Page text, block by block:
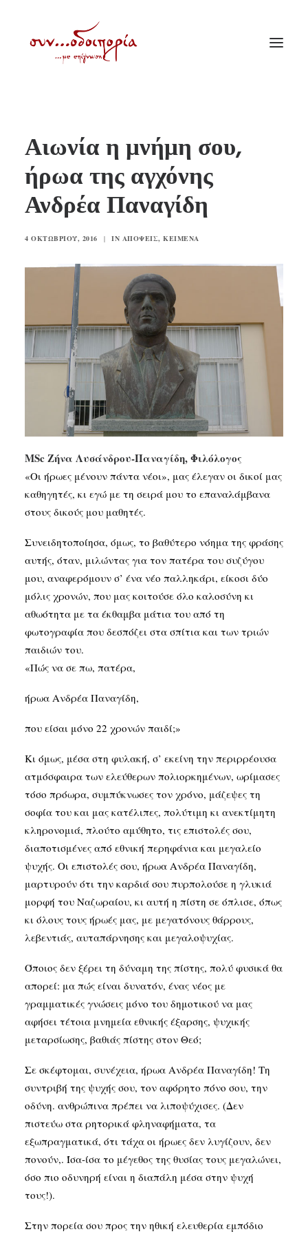
ΘΕΜΑΤΟΛΟΓΙΑ
ΑΝΑΚΟΙΝΩΣΕΙΣ
ΕΝΟΡΙΑ ΕΝ ΔΡΑΣΕΙ
ΕΥΑΓΓΕΛΙΣΤΡΙΑ ΠΕΙΡΑΙΏΣ
ΠΑΛΑΙΑ ΣΥΝΟΔΟΙΠΟΡΙΑ
ΕΠΙΚΟΙΝΩΝΙΑ
SEARCH
Αιωνία η μνήμη σου,
ήρωα της αγχόνης
Ανδρέα Παναγίδη
4 ΟΚΤΩΒΡΊΟΥ, 2016 | IN ΑΠΌΨΕΙΣ, ΚΕΊΜΕΝΑ
MSc Ζήνα Λυσάνδρου-Παναγίδη, Φιλόλογος
«Οι ήρωες μένουν πάντα νέοι», μας έλεγαν οι δικοί μας
καθηγητές, κι εγώ με τη σειρά μου το επαναλάμβανα
στους δικούς μου μαθητές.
Συνειδητοποίησα, όμως, το βαθύτερο νόημα της φράσης
αυτής, όταν, μιλώντας για τον πατέρα του συζύγου
μου, αναφερόμουν σ’ ένα νέο παλληκάρι, είκοσι δύο
μόλις χρονών, που μας κοιτούσε όλο καλοσύνη κι
αθωότητα με τα έκθαμβα μάτια του από τη
φωτογραφία που δεσπόζει στα σπίτια και των τριών
παιδιών του.
«Πώς να σε πω, πατέρα,
ήρωα Ανδρέα Παναγίδη,
που είσαι μόνο 22 χρονών παιδί;»
Κι όμως, μέσα στη φυλακή, σ’ εκείνη την περιρρέουσα
ατμόσφαιρα των ελεύθερων πολιορκημένων, ωρίμασες
τόσο πρόωρα, συμπύκνωσες τον χρόνο, μάζεψες τη
σοφία του και μας κατέλιπες, πολύτιμη κι ανεκτίμητη
κληρονομιά, πλούτο αμύθητο, τις επιστολές σου,
διαποτισμένες από εθνική περηφάνια και μεγαλείο
ψυχής. Οι επιστολές σου, ήρωα Ανδρέα Παναγίδη,
μαρτυρούν ότι την καρδιά σου πυρπολούσε η γλυκιά
μορφή του Ναζωραίου, κι αυτή η πίστη σε όπλισε, όπως
κι όλους τους ήρωές μας, με μεγατόνους θάρρους,
λεβεντιάς, αυταπάρνησης και μεγαλοψυχίας.
Όποιος δεν ξέρει τη δύναμη της πίστης, πολύ φυσικά θα
απορεί: μα πώς είναι δυνατόν, ένας νέος με
γραμματικές γνώσεις μόνο του δημοτικού να μας
αφήσει τέτοια μνημεία εθνικής έξαρσης, ψυχικής
μεταρσίωσης, βαθιάς πίστης στον Θεό;
Σε σκέφτομαι, συνέχεια, ήρωα Ανδρέα Παναγίδη! Τη
συντριβή της ψυχής σου, τον αφόρητο πόνο σου, την
οδύνη. ανθρώπινα πρέπει να λιποψύχισες. (Δεν
πιστεύω στα ρητορικά φληναφήματα, τα
εξωπραγματικά, ότι τάχα οι ήρωες δεν λυγίζουν, δεν
πονούν,. Ίσα-ίσα το μέγεθος της θυσίας τους μεγαλώνει,
όσο πιο οδυνηρή είναι η διαπάλη μέσα στην ψυχή
τους!).
Στην πορεία σου προς την ηθική ελευθερία εμπόδιο